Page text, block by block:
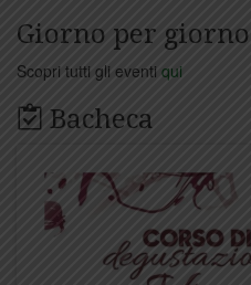
Giorno per
Scopri tutti gli eventi qui
Bacheca